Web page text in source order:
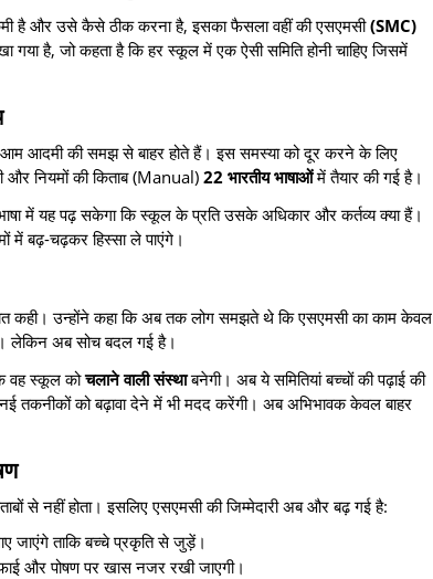
है और उसे कैसे ठीक करना है, इसका फैसला वहीं की एसएमसी(SMC)
गया है, जो कहता है कि हर स्कूल में एक ऐसी समिति होनी चाहिए जिसमें
आम आदमी की समझ से बाहर होते हैं। इस समस्या को दूर करने के लिए
और नियमों की किताब (Manual) 22 भारतीय भाषाओंमें तैयार की गई है।
में यह पढ़ सकेगा कि स्कूल के प्रति उसके अधिकार और कर्तव्य क्या हैं।
में बढ़-चढ़कर हिस्सा ले पाएंगे।
कही। उन्होंने कहा कि अब तक लोग समझते थे कि एसएमसी का काम केवल
लेकिन अब सोच बदल गई है।
वह स्कूल कोचलाने वाली संस्थाबनेगी। अब ये समितियां बच्चों की पढ़ाई की
को बढ़ावा देने में भी मदद करेंगी। अब अभिभावक केवल बाहर
से नहीं होता। इसलिए एसएमसी की जिम्मेदारी अब और बढ़ गई है:
जाएंगे ताकि बच्चे प्रकृति से जुड़ें।
और पोषण पर खास नजर रखी जाएगी।